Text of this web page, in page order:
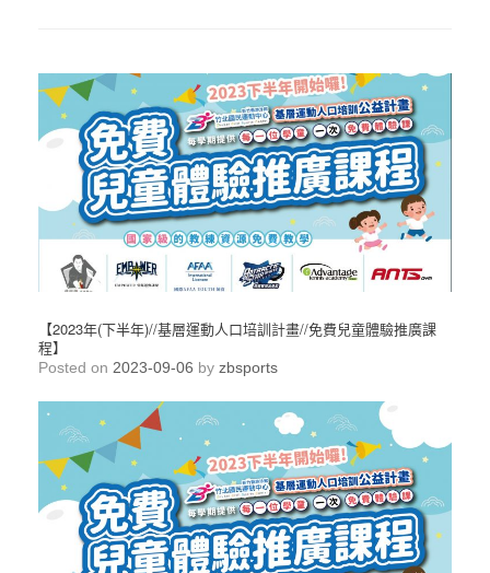
【2023年(下半年)//基層運動人口培訓計畫//免費兒童體驗推廣課
程】
Posted on 2023-09-06 by zbsports